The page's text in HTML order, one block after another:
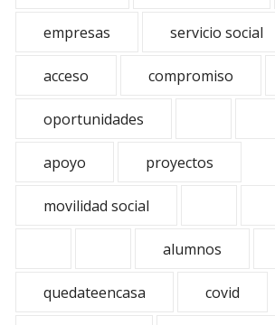
empresas servicio social
acceso compromiso
oportunidades
apoyo proyectos
movilidad social
alumnos
quedateencasa covid